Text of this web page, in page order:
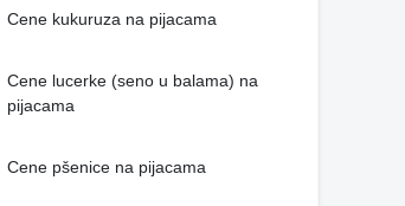
Cene kukuruza na pijacama
Cene lucerke (seno u balama) na
pijacama
Cene pšenice na pijacama